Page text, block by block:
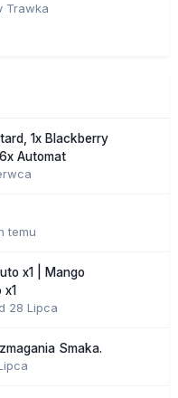
Trawka
1x Blackberry
Automat
temu
x1 | Mango
28 Lipca
Smaka.